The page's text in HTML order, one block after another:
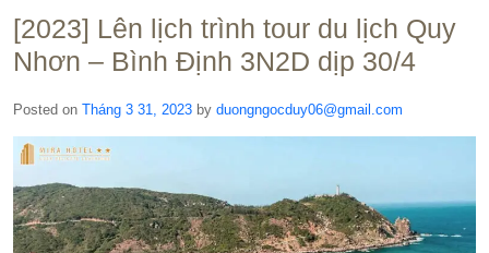
[2023] Lên lịch trình tour du lịch Quy
Nhơn – Bình Định 3N2D dịp 30/4
Posted on Tháng 3 31, 2023 by duongngocduy06@gmail.com